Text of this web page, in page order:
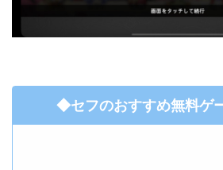
◆セフのおすすめ無料ゲ